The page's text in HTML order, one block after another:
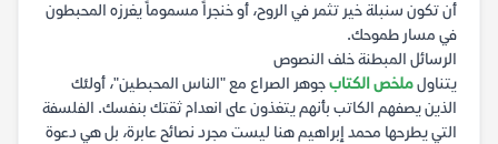
أن تكون سنبلة خير تثمر في الروح، أو خنجراً مسموماً يغرزه المحبطون
في مسار طموحك.
الرسائل المبطنة خلف النصوص
يتناولملخص الكتابجوهر الصراع مع "الناس المحبطين"، أولئك
الذين يصفهم الكاتب بأنهم يتغذون على انعدام ثقتك بنفسك. الفلسفة
التي يطرحها محمد إبراهيم هنا ليست مجرد نصائح عابرة، بل هي دعوة